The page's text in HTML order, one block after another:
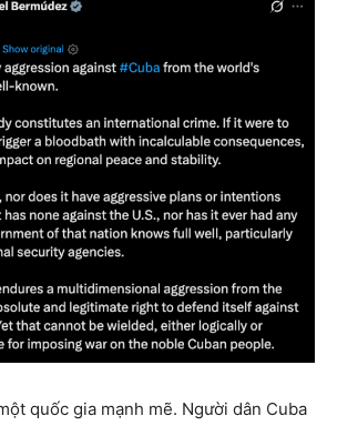
quốc gia mạnh mẽ. Người dân Cuba